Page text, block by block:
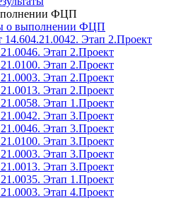
ФЦП
о выполнении ФЦП
14.604.21.0042. Этап 2.Проект
Этап 2.Проект
Этап 2.Проект
Этап 2.Проект
Этап 2.Проект
Этап 1.Проект
Этап 3.Проект
Этап 3.Проект
Этап 3.Проект
Этап 3.Проект
Этап 3.Проект
Этап 1.Проект
Этап 4.Проект